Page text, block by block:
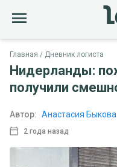
Главная Дневник логиста
Нидерланды:
получили
2 года назад
Автор: Анастасия Быкова